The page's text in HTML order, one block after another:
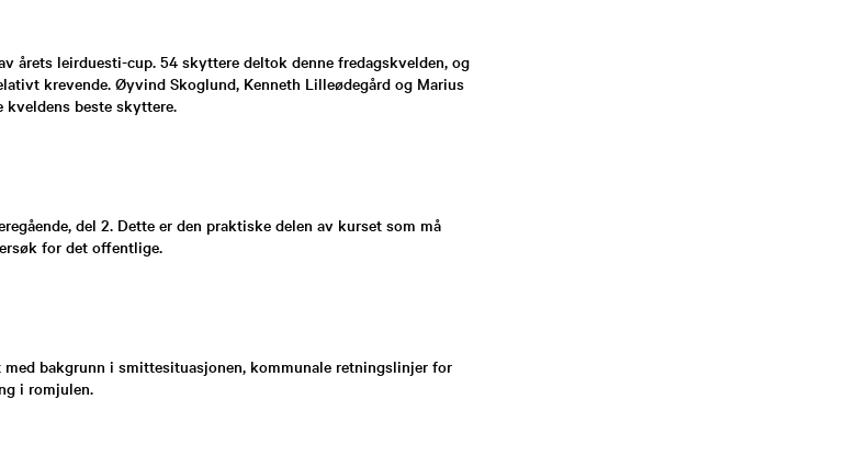
årets leirduesti-cup. 54 skyttere deltok denne fredagskvelden, og
krevende. Øyvind Skoglund, Kenneth Lilleødegård og Marius
kveldens beste skyttere.
del 2. Dette er den praktiske delen av kurset som må
for det offentlige.
bakgrunn i smittesituasjonen, kommunale retningslinjer for
i romjulen.